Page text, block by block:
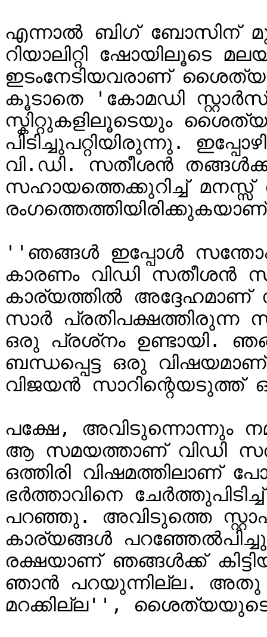
എന്നാൽ ബിഗ് ബോസിന്
റിയാലിറ്റി ഷോയിലൂടെ
ഇടംനേടിയവരാണ്
കൂടാതെ 'കോമഡി
സ്കിറ്റുകളിലൂടെയും
പിടിച്ചുപറ്റിയിരുന്നു.
വി.ഡി. സതീശൻ
സഹായത്തെക്കുറിച്ച് മനസ്സ്
''ഞങ്ങൾ ഇപ്പോൾ
കാരണം വിഡി സതീശൻ
കാര്യത്തിൽ
സാർ പ്രതിപക്ഷത്തിരുന്ന
ഒരു പ്രശ്‍നം ഉണ്ടായി.
ബന്ധപ്പെട്ട ഒരു
വിജയൻ സാറിന്റെയടുത്ത്
പക്ഷേ, അവിടുന്നൊന്നും
ആ സമയത്താണ് വിഡി
ഒത്തിരി വിഷമത്തിലാണ്
ഭർത്താവിനെ
പറ‍ഞ്ഞു. അവിടുത്തെ
കാര്യങ്ങൾ
രക്ഷയാണ് ഞങ്ങൾക്ക്
ഞാൻ പറയുന്നില്ല. അതു
മറക്കില്ല'',